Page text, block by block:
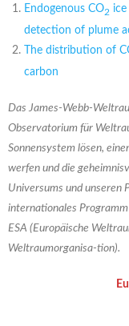
Endogenous CO2
detection of plume
The distribution of
carbon
Das James-Webb-
Observatorium für
Sonnensystem lösen,
werfen und die
Universums und unseren
internationales
ESA (Europäische
Weltraumorganisa-tion).